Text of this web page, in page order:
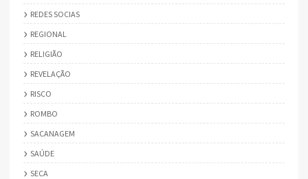
REDES SOCIAS
REGIONAL
RELIGIÃO
REVELAÇÃO
RISCO
ROMBO
SACANAGEM
SAÚDE
SECA